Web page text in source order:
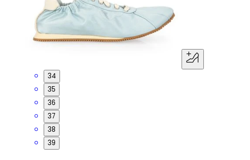
34
35
36
37
38
39